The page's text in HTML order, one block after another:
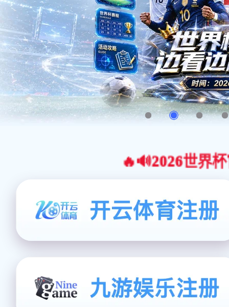
🔥🔊2026世界杯官